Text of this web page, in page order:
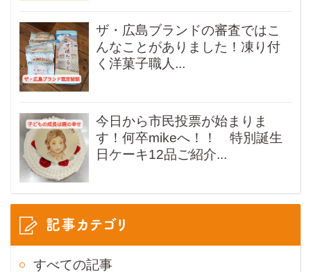
ザ・広島ブランドの審査ではこ
んなことがありました！凍り付
く洋菓子職人...
今日から市民投票が始まりま
す！何卒mikeへ！！ 特別誕生
日ケーキ12品ご紹介...
記事カテゴリ
すべての記事